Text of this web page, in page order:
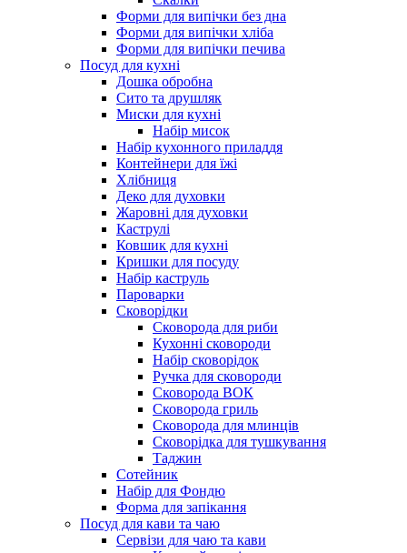
Форми для випічки без дна
Форми для випічки хліба
Форми для випічки печива
Посуд для кухні
Дошка обробна
Сито та друшляк
Миски для кухні
Набір мисок
Набір кухонного приладдя
Контейнери для їжі
Хлібниця
Деко для духовки
Жаровні для духовки
Каструлі
Ковшик для кухні
Кришки для посуду
Набір каструль
Пароварки
Сковорідки
Сковорода для риби
Кухонні сковороди
Набір сковорідок
Ручка для сковороди
Сковорода ВОК
Сковорода гриль
Сковорода для млинців
Сковорідка для тушкування
Таджин
Сотейник
Набір для Фондю
Форма для запікання
Посуд для кави та чаю
Сервізи для чаю та кави